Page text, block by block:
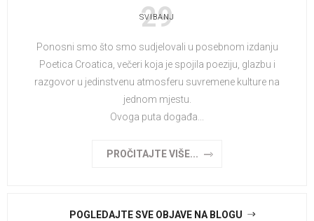
29
SVIBANJ
Ponosni smo što smo sudjelovali u posebnom izdanju
Poetica Croatica, večeri koja je spojila poeziju, glazbu i
razgovor u jedinstvenu atmosferu suvremene kulture na
jednom mjestu.
Ovoga puta događa...
PROČITAJTE VIŠE...
POGLEDAJTE SVE OBJAVE NA BLOGU